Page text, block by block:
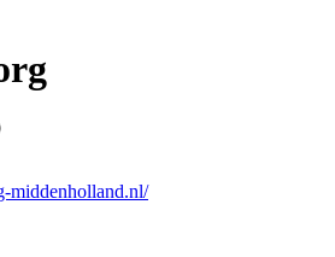
middenholland.nl/